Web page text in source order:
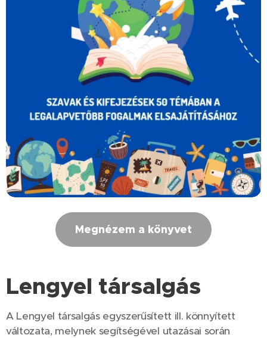
Megnézem a könyvet
Lengyel társalgás
A Lengyel társalgás egyszerűsített ill. könnyített
változata, melynek segítségével utazásai során